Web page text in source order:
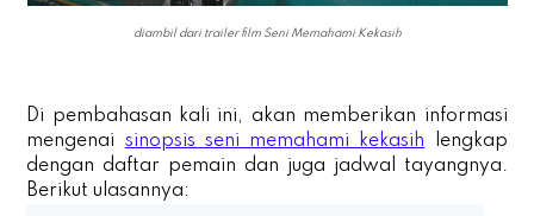
diambil dari trailer film Seni Memahami Kekasih
Di pembahasan kali ini, akan memberikan informasi
mengenai sinopsis seni memahami kekasih lengkap
dengan daftar pemain dan juga jadwal tayangnya.
Berikut ulasannya: